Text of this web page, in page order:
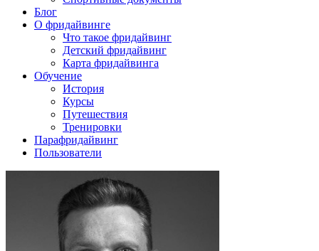
Блог
О фридайвинге
Что такое фридайвинг
Детский фридайвинг
Карта фридайвинга
Обучение
История
Курсы
Путешествия
Тренировки
Парафридайвинг
Пользователи